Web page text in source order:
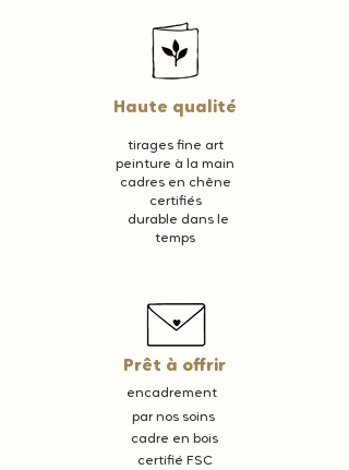
Haute qualité
tirages fine art
peinture à la main
cadres en chêne
certifiés
durable dans le
temps
Prêt à offrir
encadrement
par nos soins
cadre en bois
certifié FSC